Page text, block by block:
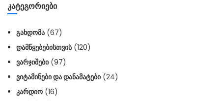
ᲙᲐᲢᲔᲒᲝᲠᲘᲔᲑᲘ
ᲒᲐᲮᲓᲝᲛᲐ (67)
ᲓᲐᲛᲬᲧᲔᲑᲔᲑᲘᲡᲗᲕᲘᲡ(120)
ᲕᲐᲠᲯᲘᲨᲔᲑᲘ (97)
ᲕᲘᲢᲐᲛᲘᲜᲔᲑᲘ ᲓᲐ ᲓᲐᲜᲐᲛᲐᲢᲔᲑᲘ (24)
ᲙᲐᲠᲓᲘᲝ (16)